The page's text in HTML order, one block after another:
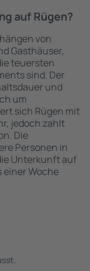
auf Rügen?
von
Gasthäuser,
teuersten
sind. Der
und
um
sich Rügen mit
jedoch zahlt
Die
Personen in
Unterkunft auf
einer Woche